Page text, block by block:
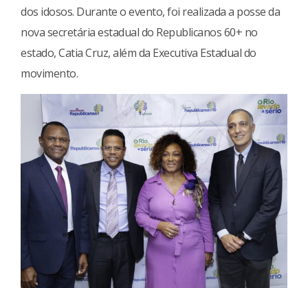
dos idosos. Durante o evento, foi realizada a posse da
nova secretária estadual do Republicanos 60+ no
estado, Catia Cruz, além da Executiva Estadual do
movimento.